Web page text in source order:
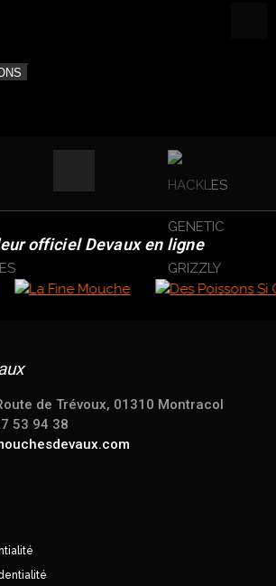
officiel Devaux en ligne
de Trévoux, 01310 Montracol
53 94 38